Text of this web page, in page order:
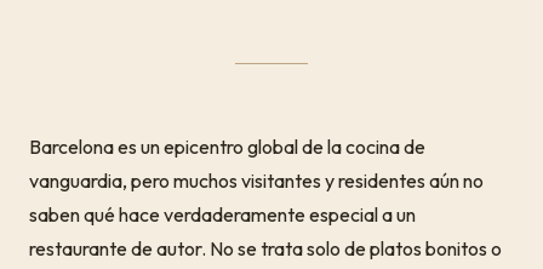
Barcelona es un epicentro global de la cocina de
vanguardia, pero muchos visitantes y residentes aún no
saben qué hace verdaderamente especial a un
restaurante de autor. No se trata solo de platos bonitos o